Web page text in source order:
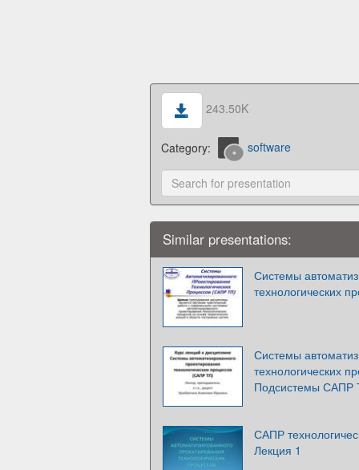
243.50K
Category: software
Similar presentations:
Системы
технологических
Системы
технологических
Подсистемы САПР
САПР
Лекция 1